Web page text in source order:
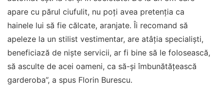
apare cu părul ciufulit, nu poți avea pretenția ca
hainele lui să fie călcate, aranjate. Îi recomand să
apeleze la un stilist vestimentar, are atâția specialiști,
beneficiază de niște servicii, ar fi bine să le folosească,
să asculte de acei oameni, ca să-și îmbunătățească
garderoba”, a spus Florin Burescu.